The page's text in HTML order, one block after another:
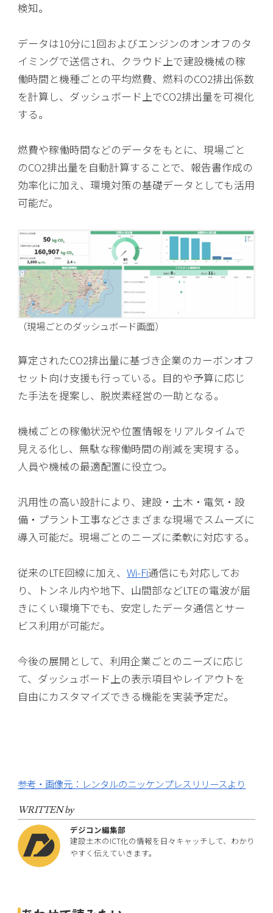
検知。
データは10分に1回およびエンジンのオンオフのタ
イミングで送信され、クラウド上で建設機械の稼
働時間と機種ごとの平均燃費、燃料のCO2排出係数
を計算し、ダッシュボード上でCO2排出量を可視化
する。
燃費や稼働時間などのデータをもとに、現場ごと
のCO2排出量を自動計算することで、報告書作成の
効率化に加え、環境対策の基礎データとしても活用
可能だ。
（現場ごとのダッシュボード画面）
算定されたCO2排出量に基づき企業のカーボンオフ
セット向け支援も行っている。目的や予算に応じ
た手法を提案し、脱炭素経営の一助となる。
機械ごとの稼働状況や位置情報をリアルタイムで
見える化し、無駄な稼働時間の削減を実現する。
人員や機械の最適配置に役立つ。
汎用性の高い設計により、建設・土木・電気・設
備・プラント工事などさまざまな現場でスムーズに
導入可能だ。現場ごとのニーズに柔軟に対応する。
従来のLTE回線に加え、Wi-Fi通信にも対応してお
り、トンネル内や地下、山間部などLTEの電波が届
きにくい環境下でも、安定したデータ通信とサー
ビス利用が可能だ。
今後の展開として、利用企業ごとのニーズに応じ
て、ダッシュボード上の表示項目やレイアウトを
自由にカスタマイズできる機能を実装予定だ。
参考・画像元：レンタルのニッケンプレスリリースより
WRITTEN by
デジコン編集部
建設土木のICT化の情報を日々キャッチして、わかり
やすく伝えていきます。